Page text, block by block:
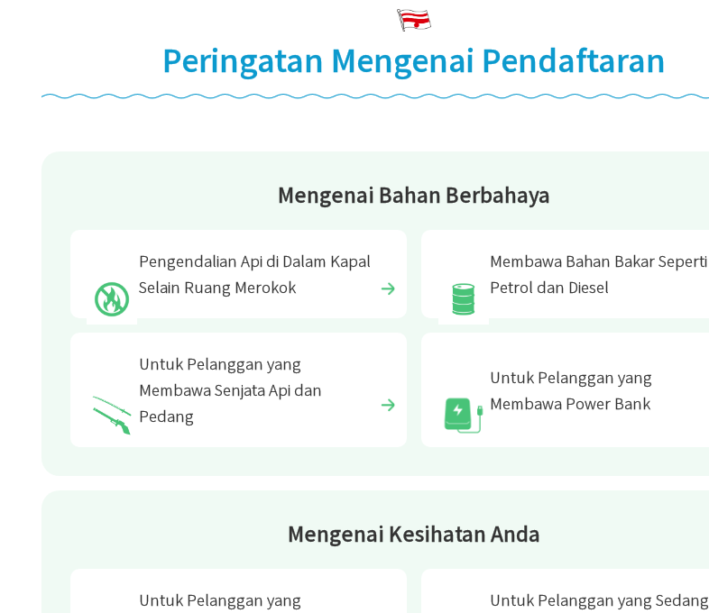
Peringatan Mengenai Pendaftaran
Mengenai Bahan Berbahaya
Pengendalian Api di Dalam Kapal
Selain Ruang Merokok
Membawa Bahan Bakar Seperti
Petrol dan Diesel
Untuk Pelanggan yang
Membawa Senjata Api dan
Pedang
Untuk Pelanggan yang
Membawa Power Bank
Mengenai Kesihatan Anda
Untuk Pelanggan yang
Untuk Pelanggan yang Sedang